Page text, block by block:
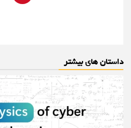
داستان های بیشتر